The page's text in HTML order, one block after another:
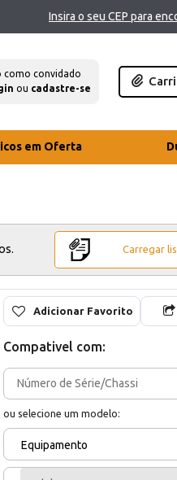
Insira o seu CEP para
como convidado
ou cadastre-se
em Oferta
Carregar
Adicionar Favorito
Compativel com:
ou selecione um modelo:
Equipamento